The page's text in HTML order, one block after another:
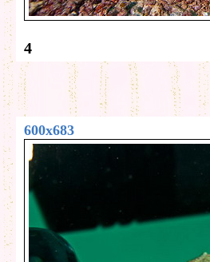
4
600x683